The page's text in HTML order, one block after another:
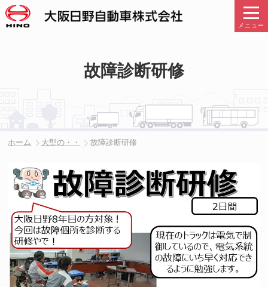
メニュー
故障診断研修
ホーム 大型の・・ 故障診断研修